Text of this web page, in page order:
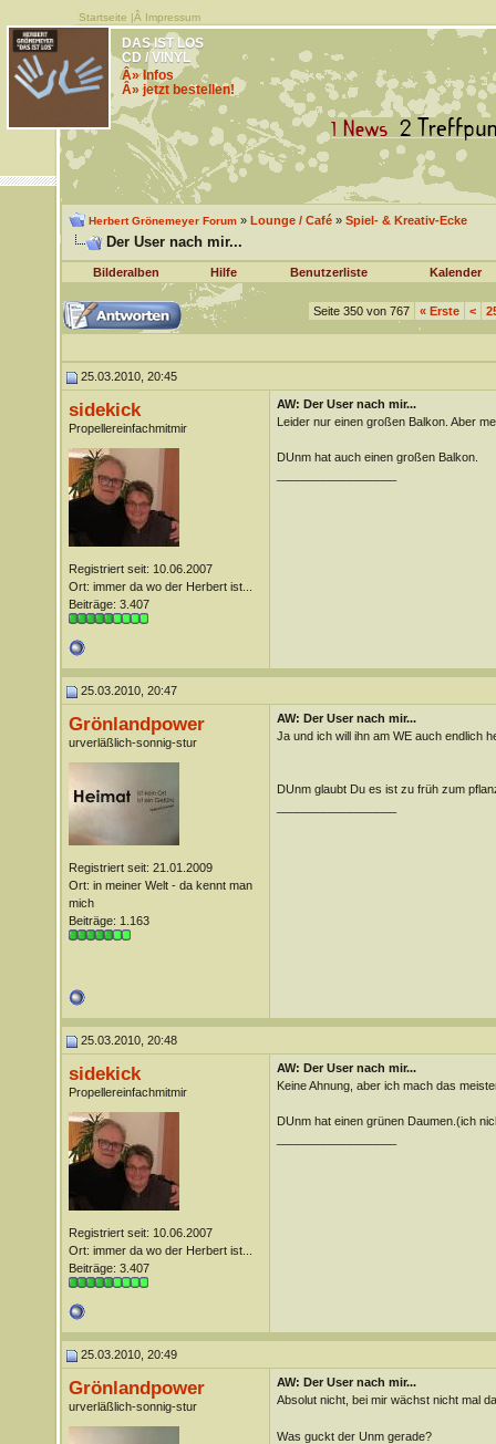
Startseite |Â Impressum
DAS IST LOS
CD / VINYL
Â» Infos
Â» jetzt bestellen!
Herbert Grönemeyer Forum» Lounge / Café» Spiel- & Kreativ-Ecke
Der User nach mir...
Bilderalben Hilfe Benutzerliste Kalender
Seite 350 von 767 «Erste <
25.03.2010, 20:45
sidekick
Propellereinfachmitmir
Registriert seit: 10.06.2007
Ort: immer da wo der Herbert ist...
Beiträge: 3.407
AW: Der User nach mir...
Leider nur einen großen Balkon. Aber
DUnm hat auch einen großen Balkon.
25.03.2010, 20:47
Grönlandpower
urverläßlich-sonnig-stur
Registriert seit: 21.01.2009
Ort: in meiner Welt - da kennt man
mich
Beiträge: 1.163
AW: Der User nach mir...
Ja und ich will ihn am WE auch endlich
DUnm glaubt Du es ist zu früh zum
25.03.2010, 20:48
sidekick
Propellereinfachmitmir
Registriert seit: 10.06.2007
Ort: immer da wo der Herbert ist...
Beiträge: 3.407
AW: Der User nach mir...
Keine Ahnung, aber ich mach das
DUnm hat einen grünen Daumen.(ich
25.03.2010, 20:49
Grönlandpower
urverläßlich-sonnig-stur
AW: Der User nach mir...
Absolut nicht, bei mir wächst nicht mal
Was guckt der Unm gerade?